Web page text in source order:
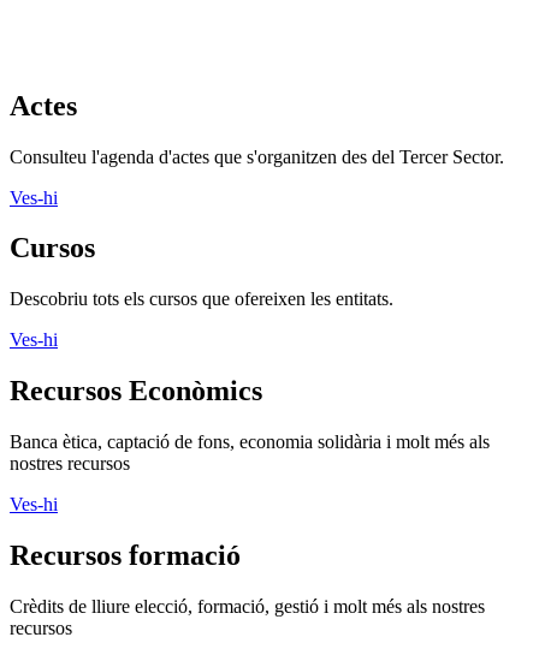
Actes
Consulteu l'agenda d'actes que s'organitzen des del Tercer Sector.
Ves-hi
Cursos
Descobriu tots els cursos que ofereixen les entitats.
Ves-hi
Recursos Econòmics
Banca ètica, captació de fons, economia solidària i molt més als
nostres recursos
Ves-hi
Recursos formació
Crèdits de lliure elecció, formació, gestió i molt més als nostres
recursos